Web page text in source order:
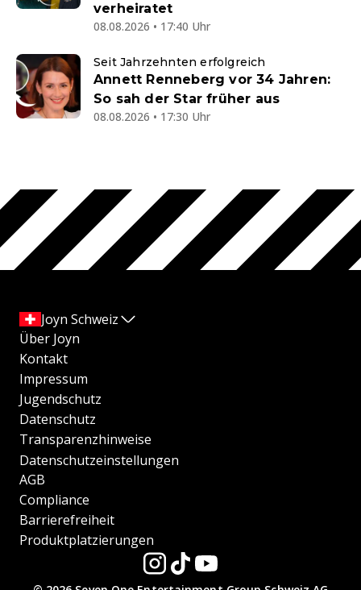
verheiratet
08.08.2026 • 17:40 Uhr
Seit Jahrzehnten erfolgreich
Annett Renneberg vor 34 Jahren:
So sah der Star früher aus
08.08.2026 • 17:30 Uhr
Joyn Schweiz
Über Joyn
Kontakt
Impressum
Jugendschutz
Datenschutz
Transparenzhinweise
Datenschutzeinstellungen
AGB
Compliance
Barrierefreiheit
Produktplatzierungen